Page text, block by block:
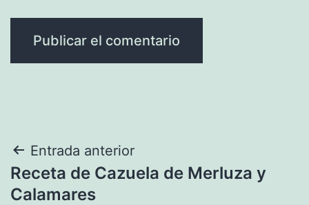
Navegación
de
Entrada anterior
Receta de Cazuela de Merluza y
Calamares